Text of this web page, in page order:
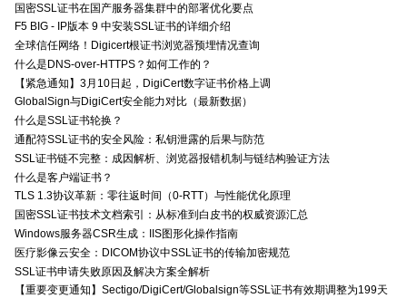
国密SSL证书在国产服务器集群中的部署优化要点
F5 BIG - IP版本 9 中安装SSL证书的详细介绍
全球信任网络！Digicert根证书浏览器预埋情况查询
什么是DNS-over-HTTPS？如何工作的？
【紧急通知】3月10日起，DigiCert数字证书价格上调
GlobalSign与DigiCert安全能力对比（最新数据）
什么是SSL证书轮换？
通配符SSL证书的安全风险：私钥泄露的后果与防范
SSL证书链不完整：成因解析、浏览器报错机制与链结构验证方法
什么是客户端证书？
TLS 1.3协议革新：零往返时间（0-RTT）与性能优化原理
国密SSL证书技术文档索引：从标准到白皮书的权威资源汇总
Windows服务器CSR生成：IIS图形化操作指南
医疗影像云安全：DICOM协议中SSL证书的传输加密规范
SSL证书申请失败原因及解决方案全解析
【重要变更通知】Sectigo/DigiCert/Globalsign等SSL证书有效期调整为199天